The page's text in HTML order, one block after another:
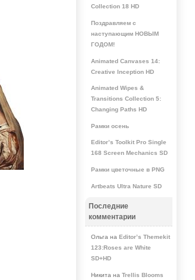
Collection 18 HD
Поздравляем с
наступающим НОВЫМ
ГОДОМ!
Animated Canvases 14:
Creative Inception HD
Animated Wipes &
Transitions Collection 5:
Changing Paths HD
Рамки осень
Editor’s Toolkit Pro Single
168 Screen Mechanics SD
Рамки цветочные в PNG
Artbeats Ultra Nature SD
Последние
комментарии
Ольга на Editor’s Themekit
123:Roses are White
SD+HD
Никита на Trellis Blooms